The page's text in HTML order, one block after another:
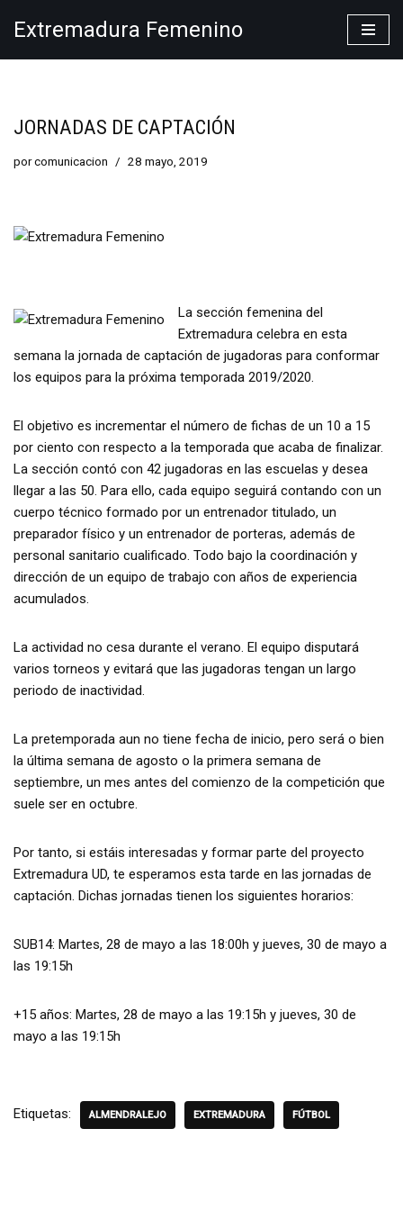
Extremadura Femenino
JORNADAS DE CAPTACIÓN
porcomunicacion 28 mayo, 2019
La sección femenina del
Extremadura celebra en esta
semana la jornada de captación de jugadoras para conformar
los equipos para la próxima temporada 2019/2020.
El objetivo es incrementar el número de fichas de un 10 a 15
por ciento con respecto a la temporada que acaba de finalizar.
La sección contó con 42 jugadoras en las escuelas y desea
llegar a las 50. Para ello, cada equipo seguirá contando con un
cuerpo técnico formado por un entrenador titulado, un
preparador físico y un entrenador de porteras, además de
personal sanitario cualificado. Todo bajo la coordinación y
dirección de un equipo de trabajo con años de experiencia
acumulados.
La actividad no cesa durante el verano. El equipo disputará
varios torneos y evitará que las jugadoras tengan un largo
periodo de inactividad.
La pretemporada aun no tiene fecha de inicio, pero será o bien
la última semana de agosto o la primera semana de
septiembre, un mes antes del comienzo de la competición que
suele ser en octubre.
Por tanto, si estáis interesadas y formar parte del proyecto
Extremadura UD, te esperamos esta tarde en las jornadas de
captación. Dichas jornadas tienen los siguientes horarios:
SUB14: Martes, 28 de mayo a las 18:00h y jueves, 30 de mayo a
las 19:15h
+15 años: Martes, 28 de mayo a las 19:15h y jueves, 30 de
mayo a las 19:15h
Etiquetas: ALMENDRALEJO EXTREMADURA FÚTBOL